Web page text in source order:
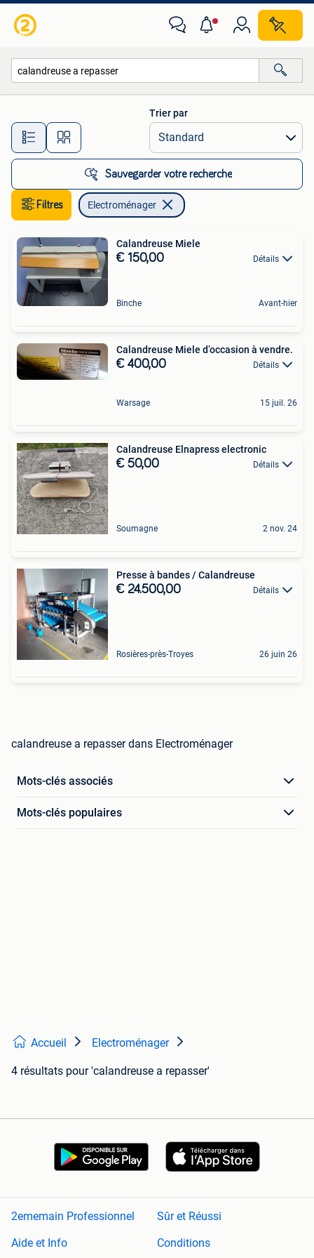
Toutes les distances…
Trier par
Sauvegarder votre recherche
Filtres Electroménager
Calandreuse Miele
€ 150,00 Détails
Binche Avant-hier
Calandreuse Miele d’occasion à vendre.
€ 400,00 Détails
Warsage 15 juil. 26
Calandreuse Elnapress electronic
€ 50,00 Détails
Soumagne 2 nov. 24
Presse à bandes / Calandreuse
€ 24.500,00 Détails
Rosières-près-Troyes 26 juin 26
calandreuse a repasser dans Electroménager
Mots-clés associés
Mots-clés populaires
Accueil Electroménager
4 résultats pour 'calandreuse a repasser'
2ememain Professionnel
Sûr et Réussi
Aide et Info
Conditions